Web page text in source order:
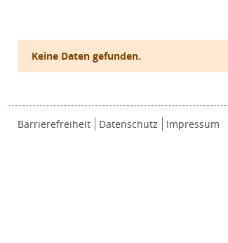
Keine Daten gefunden.
Barrierefreiheit Datenschutz Impressum